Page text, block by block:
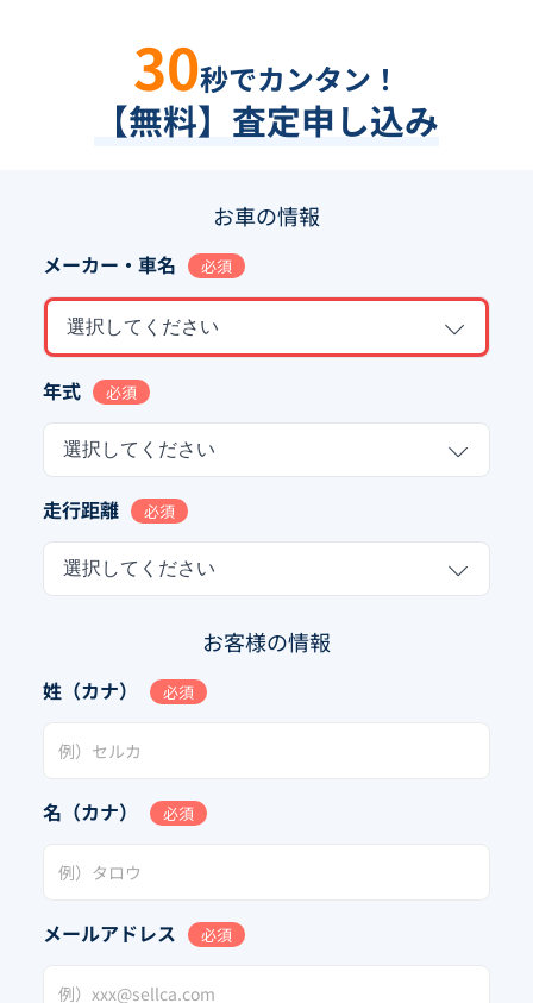
30秒でカンタン！
【無料】査定申し込み
お車の情報
メーカー・車名 必須
選択してください
年式 必須
選択してください
走行距離 必須
選択してください
お客様の情報
姓（カナ） 必須
名（カナ） 必須
メールアドレス 必須